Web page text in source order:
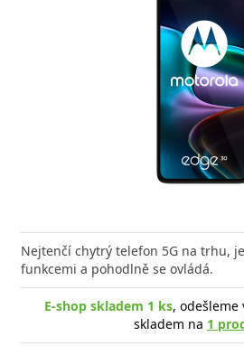
Nejtenčí chytrý telefon 5G na trhu,
funkcemi a pohodlně se ovládá.
E-shop skladem 1 ks, odešleme
skladem na 1